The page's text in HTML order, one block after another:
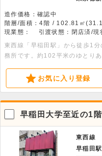
造作価格：確認中
階層/面積：4階 / 102.81㎡
現業態：
引渡状態：閉店済/現
東西線「早稲田駅」から徒歩1
務所です。約102平米のゆとり
に利用を開始できるのも大きな
ださい。
お気に入り登録
早稲田大学至近の1
東西線
早稲田駅